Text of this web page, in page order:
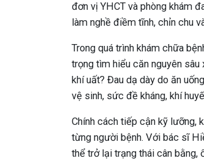
đơn vị YHCT và phòng khám
làm nghề điềm tĩnh, chỉn chu
Trong quá trình khám chữa
trọng tìm hiểu căn nguyên
khí uất? Đau dạ dày do ăn
vệ sinh, sức đề kháng, khí
Chính cách tiếp cận kỹ lưỡng,
từng người bệnh. Với bác sĩ
thể trở lại trạng thái cân bằng,